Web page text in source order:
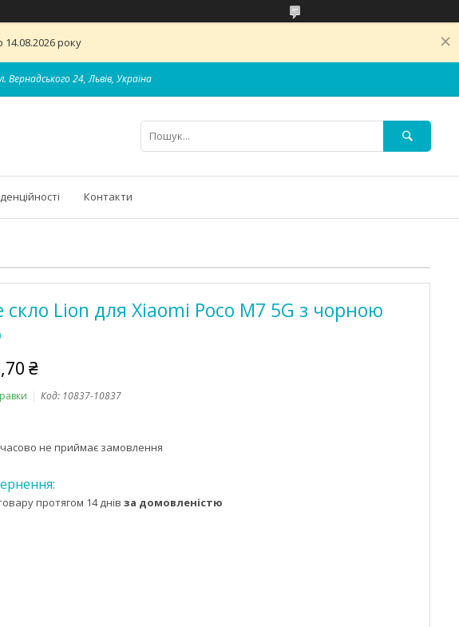
14.08.2026 року
Вернадського 24, Львів, Україна
Контакти
скло Lion для Xiaomi Poco M7 5G з чорною
₴
Код: 10837-10837
не приймає замовлення
протягом 14 днів за домовленістю